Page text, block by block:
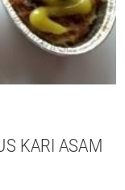
KARI ASAM